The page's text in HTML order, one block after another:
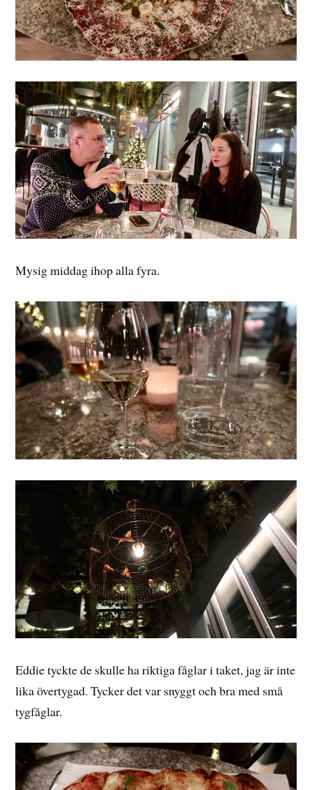
Mysig middag ihop alla fyra.
Eddie tyckte de skulle ha riktiga fåglar i taket, jag är inte
lika övertygad. Tycker det var snyggt och bra med små
tygfåglar.